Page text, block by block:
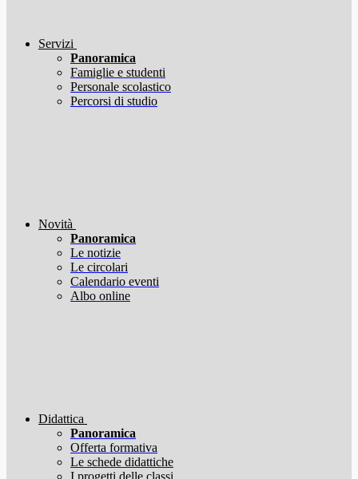
Servizi
Panoramica
Famiglie e studenti
Personale scolastico
Percorsi di studio
Novità
Panoramica
Le notizie
Le circolari
Calendario eventi
Albo online
Didattica
Panoramica
Offerta formativa
Le schede didattiche